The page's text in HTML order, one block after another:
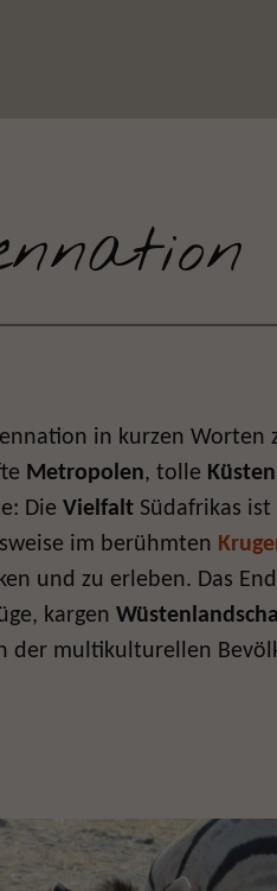
in kurzen Worten
Metropolen, tolle
Die Vielfalt Südafrikas ist
im berühmten
und zu erleben. Das
, kargen
der multikulturellen